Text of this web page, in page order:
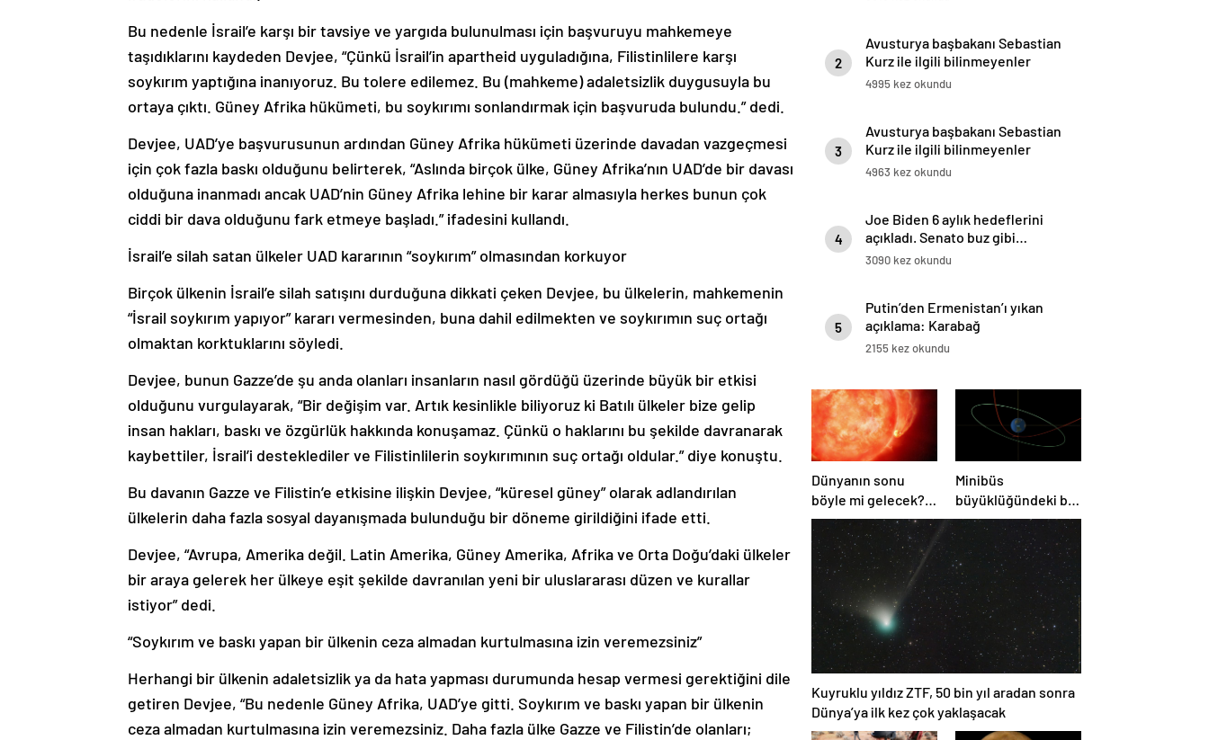
Bu nedenle İsrail’e karşı bir tavsiye ve yargıda bulunulması için başvuruyu mahkemeye
taşıdıklarını kaydeden Devjee, “Çünkü İsrail’in apartheid uyguladığına, Filistinlilere karşı
soykırım yaptığına inanıyoruz. Bu tolere edilemez. Bu (mahkeme) adaletsizlik duygusuyla bu
ortaya çıktı. Güney Afrika hükümeti, bu soykırımı sonlandırmak için başvuruda bulundu.” dedi.
Devjee, UAD’ye başvurusunun ardından Güney Afrika hükümeti üzerinde davadan vazgeçmesi
için çok fazla baskı olduğunu belirterek, “Aslında birçok ülke, Güney Afrika’nın UAD’de bir davası
olduğuna inanmadı ancak UAD’nin Güney Afrika lehine bir karar almasıyla herkes bunun çok
ciddi bir dava olduğunu fark etmeye başladı.” ifadesini kullandı.
İsrail’e silah satan ülkeler UAD kararının “soykırım” olmasından korkuyor
Birçok ülkenin İsrail’e silah satışını durduğuna dikkati çeken Devjee, bu ülkelerin, mahkemenin
“İsrail soykırım yapıyor” kararı vermesinden, buna dahil edilmekten ve soykırımın suç ortağı
olmaktan korktuklarını söyledi.
Devjee, bunun Gazze’de şu anda olanları insanların nasıl gördüğü üzerinde büyük bir etkisi
olduğunu vurgulayarak, “Bir değişim var. Artık kesinlikle biliyoruz ki Batılı ülkeler bize gelip
insan hakları, baskı ve özgürlük hakkında konuşamaz. Çünkü o haklarını bu şekilde davranarak
kaybettiler, İsrail’i desteklediler ve Filistinlilerin soykırımının suç ortağı oldular.” diye konuştu.
Bu davanın Gazze ve Filistin’e etkisine ilişkin Devjee, “küresel güney” olarak adlandırılan
ülkelerin daha fazla sosyal dayanışmada bulunduğu bir döneme girildiğini ifade etti.
Devjee, “Avrupa, Amerika değil. Latin Amerika, Güney Amerika, Afrika ve Orta Doğu’daki ülkeler
bir araya gelerek her ülkeye eşit şekilde davranılan yeni bir uluslararası düzen ve kurallar
istiyor” dedi.
“Soykırım ve baskı yapan bir ülkenin ceza almadan kurtulmasına izin veremezsiniz”
Herhangi bir ülkenin adaletsizlik ya da hata yapması durumunda hesap vermesi gerektiğini dile
getiren Devjee, “Bu nedenle Güney Afrika, UAD’ye gitti. Soykırım ve baskı yapan bir ülkenin
ceza almadan kurtulmasına izin veremezsiniz. Daha fazla ülke Gazze ve Filistin’de olanları;
2
Avusturya başbakanı Sebastian
Kurz ile ilgili bilinmeyenler
4995 kez okundu
3
Avusturya başbakanı Sebastian
Kurz ile ilgili bilinmeyenler
4963 kez okundu
4
Joe Biden 6 aylık hedeflerini
açıkladı. Senato buz gibi…
3090 kez okundu
5
Putin’den Ermenistan’ı yıkan
açıklama: Karabağ
Azerbaycan’ın ayrılmaz bir
2155 kez okundu
Dünyanın sonu
böyle mi gelecek?
Gök bilimciler ilk
kez sönen yıldızın
gezegeni
yutmasına tanık
oldu
Minibüs
büyüklüğündeki bir
asteroit Dünya’yı
‘sıyırdı’ geçti
Kuyruklu yıldız ZTF, 50 bin yıl aradan sonra
Dünya’ya ilk kez çok yaklaşacak